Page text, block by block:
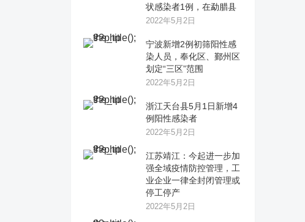
状感染者1例，在勐腊县
2022年5月2日
宁波新增2例初筛阳性感
染人员，奉化区、鄞州区
划定“三区”范围
2022年5月2日
浙江天台县5月1日新增4
例阳性感染者
2022年5月2日
江苏靖江：今起进一步加
强全域疫情防控管理，工
业企业一律全封闭管理或
停工停产
2022年5月2日